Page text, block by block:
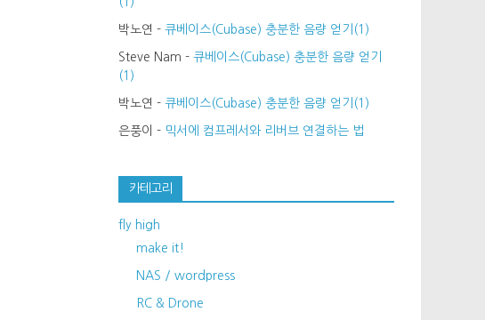
박노연 - 큐베이스(Cubase) 충분한 음량 얻기(1)
Steve Nam - 큐베이스(Cubase) 충분한 음량 얻기
(1)
박노연 - 큐베이스(Cubase) 충분한 음량 얻기(1)
은풍이 - 믹서에 컴프레서와 리버브 연결하는 법
카테고리
fly high
make it!
NAS / wordpress
RC & Drone